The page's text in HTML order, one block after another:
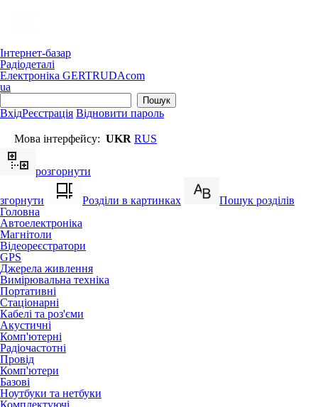
Інтернет-базар
Радіодеталі
Електроніка GERTRUDAcom
ua
ВхідРеєстрація Відновити пароль
Мова інтерфейсу: UKR RUS
розгорнути
згорнути Розділи в картинках
Пошук розділів
Головна
Автоелектроніка
Магнітоли
Відеореєстратори
GPS
Джерела живлення
Вимірювальна техніка
Портативні
Стаціонарні
Кабелі та роз'єми
Акустичні
Комп'ютерні
Радіочастотні
Провід
Комп'ютери
Базові
Ноутбуки та нетбуки
Комплектуючі